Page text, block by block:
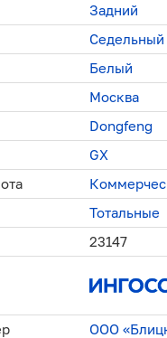
Задний
Седельный
Белый
Москва
Dongfeng
GX
Тотальные
23147
ООО